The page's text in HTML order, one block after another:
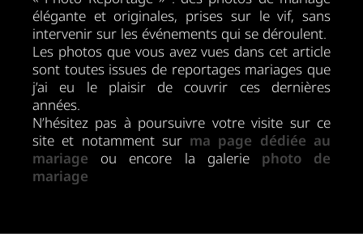
élégante et originales, prises sur le vif, sans
intervenir sur les événements qui se déroulent.
Les photos que vous avez vues dans cet article
sont toutes issues de reportages mariages que
j’ai eu le plaisir de couvrir ces dernières
années.
N’hésitez pas à poursuivre votre visite sur ce
site et notamment sur ma page dédiée au
mariage ou encore la galerie photo de
mariage